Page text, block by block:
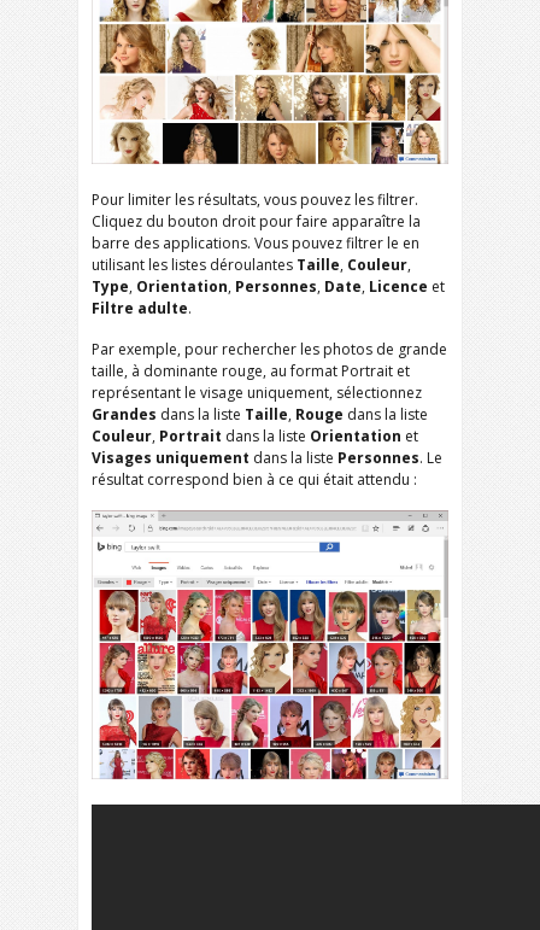
Pour limiter les résultats, vous pouvez les filtrer.
Cliquez du bouton droit pour faire apparaître la
barre des applications. Vous pouvez filtrer le en
utilisant les listes déroulantes Taille, Couleur,
Type, Orientation, Personnes, Date, Licence et
Filtre adulte.
Par exemple, pour rechercher les photos de grande
taille, à dominante rouge, au format Portrait et
représentant le visage uniquement, sélectionnez
Grandes dans la liste Taille, Rouge dans la liste
Couleur, Portrait dans la liste Orientation et
Visages uniquement dans la liste Personnes. Le
résultat correspond bien à ce qui était attendu :